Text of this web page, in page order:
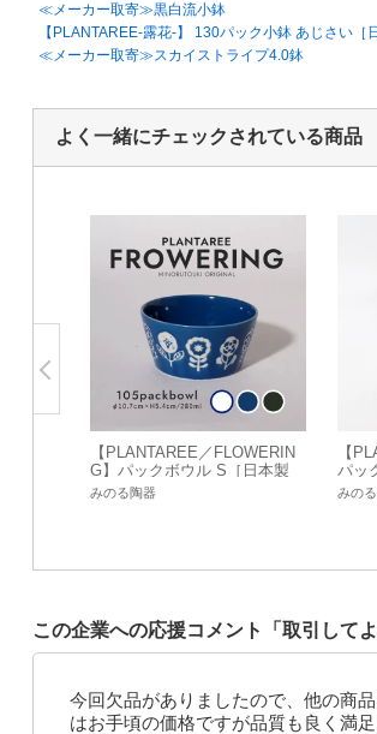
≪メーカー取寄≫黒白流小鉢
【PLANTAREE-露花-】 130パック小鉢 あじさい
≪メーカー取寄≫スカイストライプ4.0鉢
よく一緒にチェックされている商品
【PLANTAREE／FLOWERIN
G】パックボウル S［日本製
美濃焼］オリジナル
みのる陶器
【
パッ
ー [
オリ
みの
この企業への応援コメント「取引してよ
今回欠品がありましたので、他の商
はお手頃の価格ですが品質も良く満